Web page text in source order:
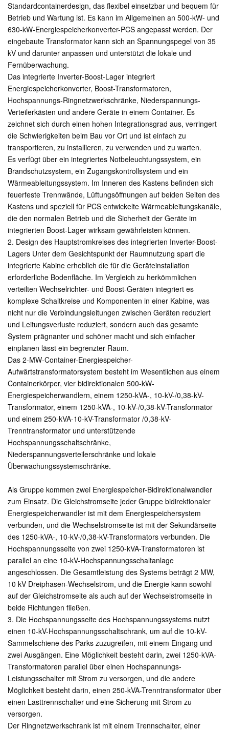
Standardcontainerdesign, das flexibel einsetzbar und bequem für
Betrieb und Wartung ist. Es kann im Allgemeinen an 500-kW- und
630-kW-Energiespeicherkonverter-PCS angepasst werden. Der
eingebaute Transformator kann sich an Spannungspegel von 35
kV und darunter anpassen und unterstützt die lokale und
Fernüberwachung.
Das integrierte Inverter-Boost-Lager integriert
Energiespeicherkonverter, Boost-Transformatoren,
Hochspannungs-Ringnetzwerkschränke, Niederspannungs-
Verteilerkästen und andere Geräte in einem Container. Es
zeichnet sich durch einen hohen Integrationsgrad aus, verringert
die Schwierigkeiten beim Bau vor Ort und ist einfach zu
transportieren, zu installieren, zu verwenden und zu warten.
Es verfügt über ein integriertes Notbeleuchtungssystem, ein
Brandschutzsystem, ein Zugangskontrollsystem und ein
Wärmeableitungssystem. Im Inneren des Kastens befinden sich
feuerfeste Trennwände, Lüftungsöffnungen auf beiden Seiten des
Kastens und speziell für PCS entwickelte Wärmeableitungskanäle,
die den normalen Betrieb und die Sicherheit der Geräte im
integrierten Boost-Lager wirksam gewährleisten können.
2. Design des Hauptstromkreises des integrierten Inverter-Boost-
Lagers Unter dem Gesichtspunkt der Raumnutzung spart die
integrierte Kabine erheblich die für die Geräteinstallation
erforderliche Bodenfläche. Im Vergleich zu herkömmlichen
verteilten Wechselrichter- und Boost-Geräten integriert es
komplexe Schaltkreise und Komponenten in einer Kabine, was
nicht nur die Verbindungsleitungen zwischen Geräten reduziert
und Leitungsverluste reduziert, sondern auch das gesamte
System prägnanter und schöner macht und sich einfacher
einplanen lässt ein begrenzter Raum.
Das 2-MW-Container-Energiespeicher-
Aufwärtstransformatorsystem besteht im Wesentlichen aus einem
Containerkörper, vier bidirektionalen 500-kW-
Energiespeicherwandlern, einem 1250-kVA-, 10-kV-/0,38-kV-
Transformator, einem 1250-kVA-, 10-kV-/0,38-kV-Transformator
und einem 250-kVA-10-kV-Transformator /0,38-kV-
Trenntransformator und unterstützende
Hochspannungsschaltschränke,
Niederspannungsverteilerschränke und lokale
Überwachungssystemschränke.
Als Gruppe kommen zwei Energiespeicher-Bidirektionalwandler
zum Einsatz. Die Gleichstromseite jeder Gruppe bidirektionaler
Energiespeicherwandler ist mit dem Energiespeichersystem
verbunden, und die Wechselstromseite ist mit der Sekundärseite
des 1250-kVA-, 10-kV-/0,38-kV-Transformators verbunden. Die
Hochspannungsseite von zwei 1250-kVA-Transformatoren ist
parallel an eine 10-kV-Hochspannungsschaltanlage
angeschlossen. Die Gesamtleistung des Systems beträgt 2 MW,
10 kV Dreiphasen-Wechselstrom, und die Energie kann sowohl
auf der Gleichstromseite als auch auf der Wechselstromseite in
beide Richtungen fließen.
3. Die Hochspannungsseite des Hochspannungssystems nutzt
einen 10-kV-Hochspannungsschaltschrank, um auf die 10-kV-
Sammelschiene des Parks zuzugreifen, mit einem Eingang und
zwei Ausgängen. Eine Möglichkeit besteht darin, zwei 1250-kVA-
Transformatoren parallel über einen Hochspannungs-
Leistungsschalter mit Strom zu versorgen, und die andere
Möglichkeit besteht darin, einen 250-kVA-Trenntransformator über
einen Lasttrennschalter und eine Sicherung mit Strom zu
versorgen.
Der Ringnetzwerkschrank ist mit einem Trennschalter, einer